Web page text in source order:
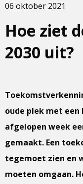
Hoe ziet
2030 uit?
06 oktober 2021
oude plek met
afgelopen week
gemaakt. Een
tegemoet zien en
moeten omgaan.